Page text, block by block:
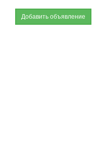
Добавить объявление